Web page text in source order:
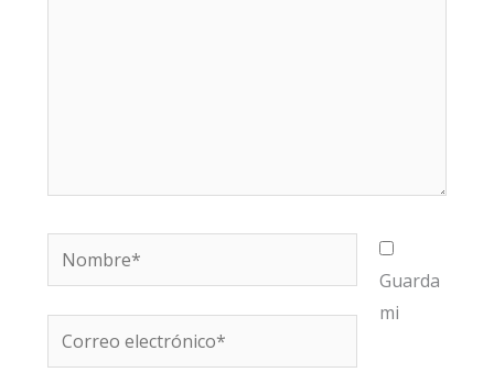
Nombre*
Correo
electrónico*
Guarda
mi